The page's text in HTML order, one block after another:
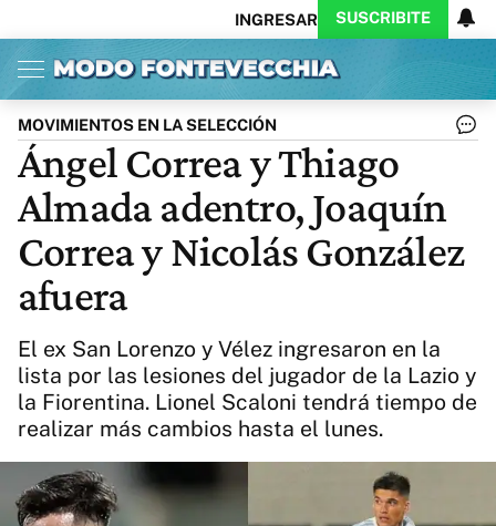
INGRESAR SUSCRIBITE
Inicio Ahora
Opinión
Política
Ciencia
Protagonistas
Cultura
Arte
Educación
Internacional
Clima
Deportes
CARAS
Exitoina
Turismo
Videos
Córdoba
Reperfilar
Business
Diario del Juicio
Actualidad
MOVIMIENTOS EN LA SELECCIÓN
Ángel Correa y Thiago
Almada adentro, Joaquín
Correa y Nicolás González
afuera
El ex San Lorenzo y Vélez ingresaron en la
lista por las lesiones del jugador de la Lazio y
la Fiorentina. Lionel Scaloni tendrá tiempo de
realizar más cambios hasta el lunes.